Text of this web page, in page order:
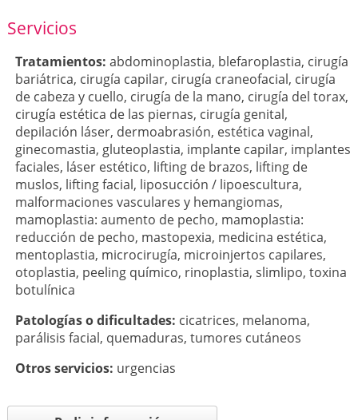
Servicios
Tratamientos: abdominoplastia, blefaroplastia, cirugía
bariátrica, cirugía capilar, cirugía craneofacial, cirugía
de cabeza y cuello, cirugía de la mano, cirugía del torax,
cirugía estética de las piernas, cirugía genital,
depilación láser, dermoabrasión, estética vaginal,
ginecomastia, gluteoplastia, implante capilar, implantes
faciales, láser estético, lifting de brazos, lifting de
muslos, lifting facial, liposucción / lipoescultura,
malformaciones vasculares y hemangiomas,
mamoplastia: aumento de pecho, mamoplastia:
reducción de pecho, mastopexia, medicina estética,
mentoplastia, microcirugía, microinjertos capilares,
otoplastia, peeling químico, rinoplastia, slimlipo, toxina
botulínica
Patologí­as o dificultades: cicatrices, melanoma,
parálisis facial, quemaduras, tumores cutáneos
Otros servicios: urgencias